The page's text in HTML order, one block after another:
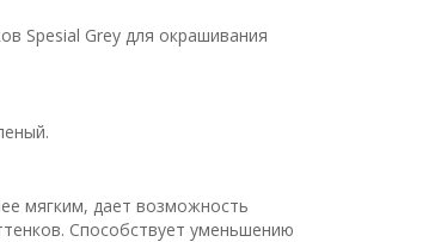
Spesial Grey для окрашивания
мягким, дает возможность
Способствует уменьшению